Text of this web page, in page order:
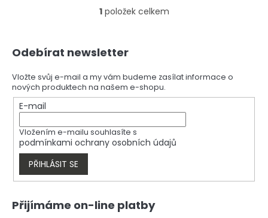
O
a
c
í
v
k
s
1položek celkem
Odebírat newsletter
Vložte svůj e-mail a my vám budeme zasílat informace o
nových produktech na našem e-shopu.
E-mail
Vložením e-mailu souhlasíte s
podmínkami ochrany osobních údajů
PŘIHLÁSIT SE
Přijímáme on-line platby